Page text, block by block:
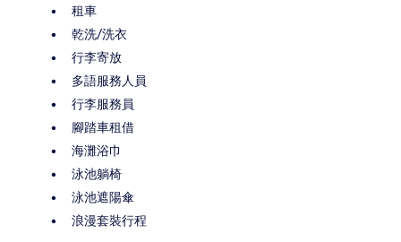
租車
乾洗/洗衣
行李寄放
多語服務人員
行李服務員
腳踏車租借
海灘浴巾
泳池躺椅
泳池遮陽傘
浪漫套裝行程